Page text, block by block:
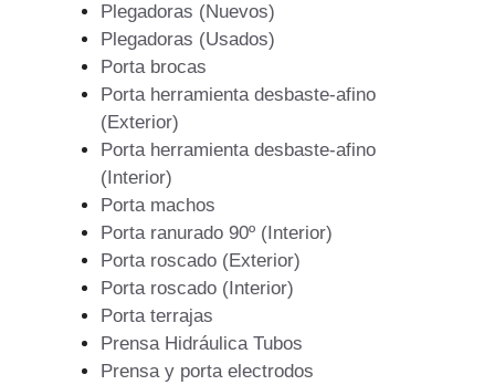
Plegadoras (Nuevos)
Plegadoras (Usados)
Porta brocas
Porta herramienta desbaste-afino
(Exterior)
Porta herramienta desbaste-afino
(Interior)
Porta machos
Porta ranurado 90º (Interior)
Porta roscado (Exterior)
Porta roscado (Interior)
Porta terrajas
Prensa Hidráulica Tubos
Prensa y porta electrodos